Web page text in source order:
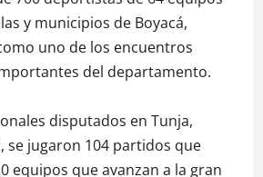
y municipios de Boyacá,
uno de los encuentros
del departamento.
disputados en Tunja,
se jugaron 104 partidos que
equipos que avanzan a la gran